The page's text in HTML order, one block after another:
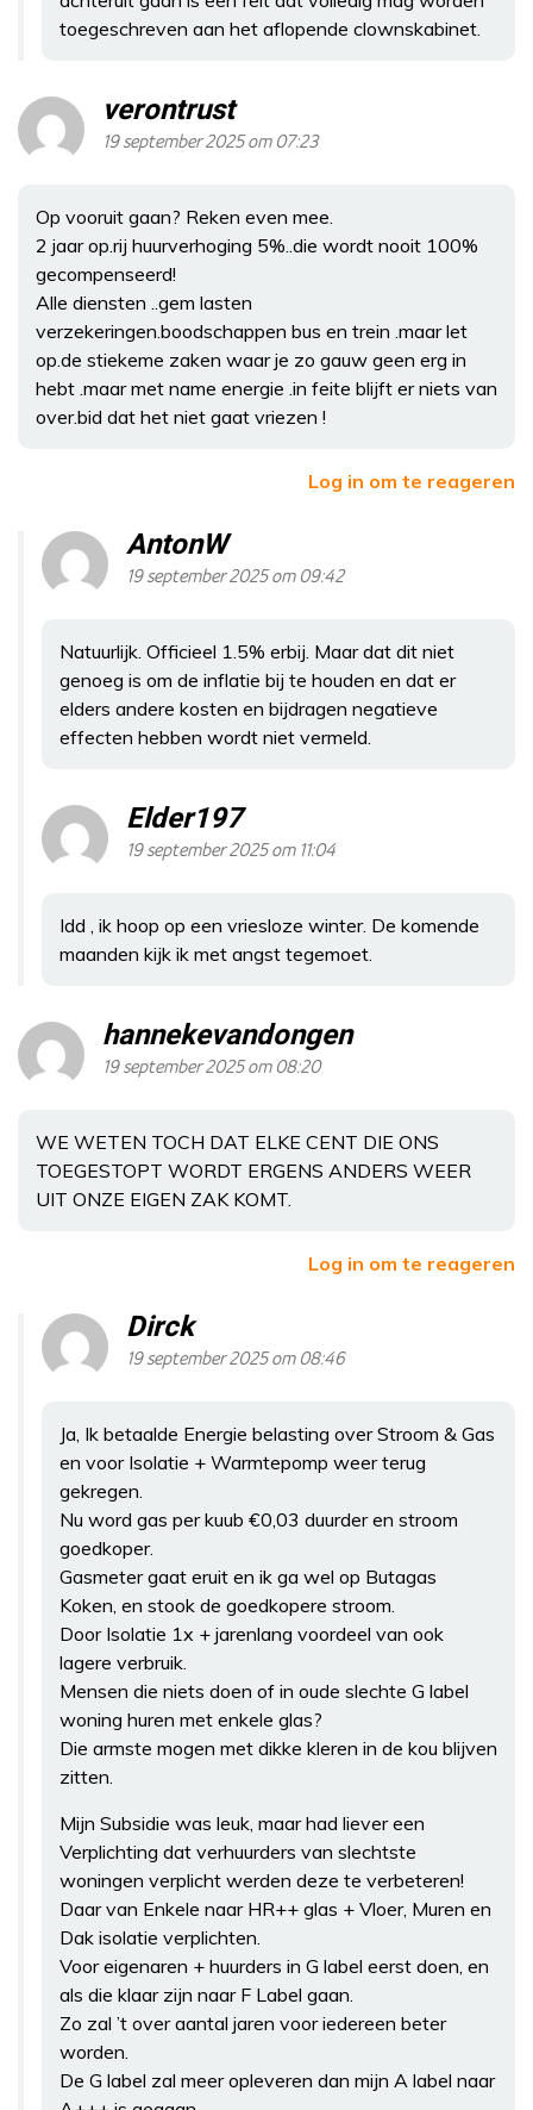
toegeschreven aan het aflopende clownskabinet.
verontrust
19 september 2025 om 07:23
Op vooruit gaan? Reken even mee.
2 jaar op.rij huurverhoging 5%..die wordt nooit 100%
gecompenseerd!
Alle diensten ..gem lasten
verzekeringen.boodschappen bus en trein .maar let
op.de stiekeme zaken waar je zo gauw geen erg in
hebt .maar met name energie .in feite blijft er niets van
over.bid dat het niet gaat vriezen !
Log in om te reageren
AntonW
19 september 2025 om 09:42
Natuurlijk. Officieel 1.5% erbij. Maar dat dit niet
genoeg is om de inflatie bij te houden en dat er
elders andere kosten en bijdragen negatieve
effecten hebben wordt niet vermeld.
Elder197
19 september 2025 om 11:04
Idd , ik hoop op een vriesloze winter. De komende
maanden kijk ik met angst tegemoet.
hannekevandongen
19 september 2025 om 08:20
WE WETEN TOCH DAT ELKE CENT DIE ONS
TOEGESTOPT WORDT ERGENS ANDERS WEER
UIT ONZE EIGEN ZAK KOMT.
Log in om te reageren
Dirck
19 september 2025 om 08:46
Ja, Ik betaalde Energie belasting over Stroom & Gas
en voor Isolatie + Warmtepomp weer terug
gekregen.
Nu word gas per kuub €0,03 duurder en stroom
goedkoper.
Gasmeter gaat eruit en ik ga wel op Butagas
Koken, en stook de goedkopere stroom.
Door Isolatie 1x + jarenlang voordeel van ook
lagere verbruik.
Mensen die niets doen of in oude slechte G label
woning huren met enkele glas?
Die armste mogen met dikke kleren in de kou blijven
zitten.
Mijn Subsidie was leuk, maar had liever een
Verplichting dat verhuurders van slechtste
woningen verplicht werden deze te verbeteren!
Daar van Enkele naar HR++ glas + Vloer, Muren en
Dak isolatie verplichten.
Voor eigenaren + huurders in G label eerst doen, en
als die klaar zijn naar F Label gaan.
Zo zal ’t over aantal jaren voor iedereen beter
worden.
De G label zal meer opleveren dan mijn A label naar